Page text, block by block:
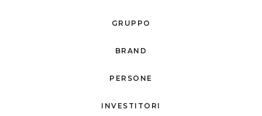
GRUPPO
BRAND
PERSONE
INVESTITORI